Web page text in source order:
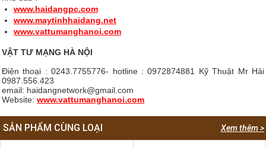
www.haidangpc.com
www.maytinhhaidang.net
www.vattumanghanoi.com
VẬT TƯ MẠNG HÀ NỘI
Điện thoại : 0243.7755776- hotline : 0972874881 Kỹ Thuật Mr Hải
0987.556.423
email: haidangnetwork@gmail.com
Website: www.vattumanghanoi.com
Xem thêm >
SẢN PHẨM CÙNG LOẠI